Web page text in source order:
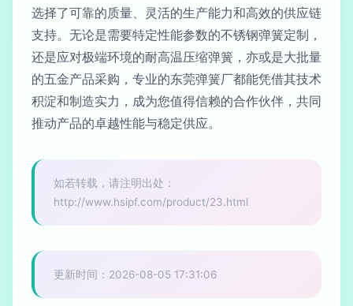
选择了可靠的质量、灵活的生产能力和高效的供应链
支持。无论是需要特定性能参数的不锈钢弹簧定制，
还是应对极端环境的耐高温压缩弹簧，亦或是大批量
的五金产品采购，专业的东莞弹簧厂都能凭借其技术
积淀和制造实力，成为您值得信赖的合作伙伴，共同
推动产品的卓越性能与稳定供应。
如若转载，请注明出处：
http://www.hsipf.com/product/23.html
更新时间：2026-08-05 17:31:06